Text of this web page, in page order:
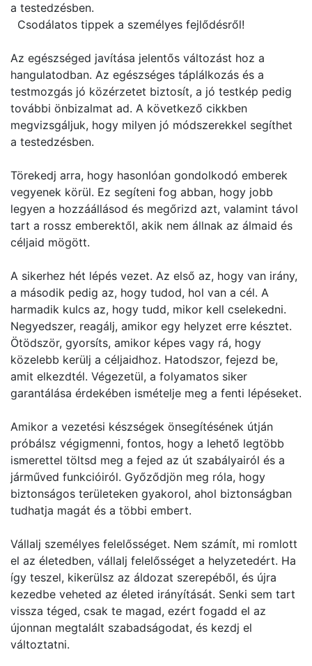
a testedzésben.
Csodálatos tippek a személyes fejlődésről!
Az egészséged javítása jelentős változást hoz a
hangulatodban. Az egészséges táplálkozás és a
testmozgás jó közérzetet biztosít, a jó testkép pedig
további önbizalmat ad. A következő cikkben
megvizsgáljuk, hogy milyen jó módszerekkel segíthet
a testedzésben.
Törekedj arra, hogy hasonlóan gondolkodó emberek
vegyenek körül. Ez segíteni fog abban, hogy jobb
legyen a hozzáállásod és megőrizd azt, valamint távol
tart a rossz emberektől, akik nem állnak az álmaid és
céljaid mögött.
A sikerhez hét lépés vezet. Az első az, hogy van irány,
a második pedig az, hogy tudod, hol van a cél. A
harmadik kulcs az, hogy tudd, mikor kell cselekedni.
Negyedszer, reagálj, amikor egy helyzet erre késztet.
Ötödször, gyorsíts, amikor képes vagy rá, hogy
közelebb kerülj a céljaidhoz. Hatodszor, fejezd be,
amit elkezdtél. Végezetül, a folyamatos siker
garantálása érdekében ismételje meg a fenti lépéseket.
Amikor a vezetési készségek önsegítésének útján
próbálsz végigmenni, fontos, hogy a lehető legtöbb
ismerettel töltsd meg a fejed az út szabályairól és a
járműved funkcióiról. Győződjön meg róla, hogy
biztonságos területeken gyakorol, ahol biztonságban
tudhatja magát és a többi embert.
Vállalj személyes felelősséget. Nem számít, mi romlott
el az életedben, vállalj felelősséget a helyzetedért. Ha
így teszel, kikerülsz az áldozat szerepéből, és újra
kezedbe veheted az életed irányítását. Senki sem tart
vissza téged, csak te magad, ezért fogadd el az
újonnan megtalált szabadságodat, és kezdj el
változtatni.